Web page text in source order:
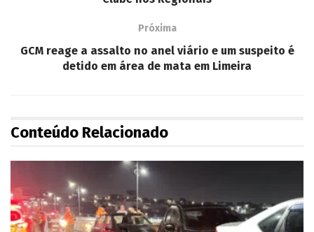
Próxima
GCM reage a assalto no anel viário e um suspeito é
detido em área de mata em Limeira
Conteúdo Relacionado